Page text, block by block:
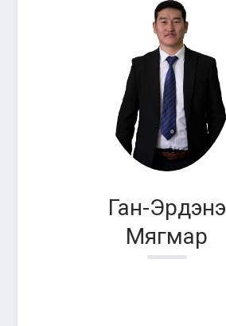
Ган-Эрдэнэ
Мягмар